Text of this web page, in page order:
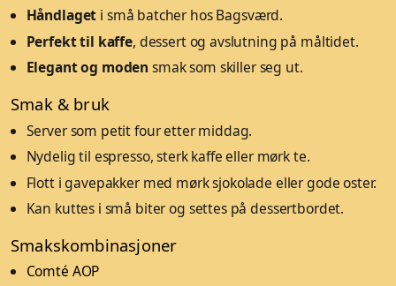
Håndlaget i små batcher hos Bagsværd.
Perfekt til kaffe, dessert og avslutning på måltidet.
Elegant og moden smak som skiller seg ut.
Smak & bruk
Server som petit four etter middag.
Nydelig til espresso, sterk kaffe eller mørk te.
Flott i gavepakker med mørk sjokolade eller gode oster.
Kan kuttes i små biter og settes på dessertbordet.
Smakskombinasjoner
Comté AOP